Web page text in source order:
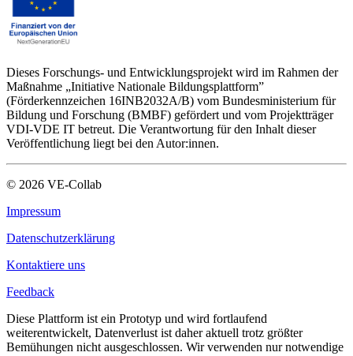
Dieses Forschungs- und Entwicklungsprojekt wird im Rahmen der
Maßnahme „Initiative Nationale Bildungsplattform”
(Förderkennzeichen 16INB2032A/B) vom Bundesministerium für
Bildung und Forschung (BMBF) gefördert und vom Projektträger
VDI-VDE IT betreut. Die Verantwortung für den Inhalt dieser
Veröffentlichung liegt bei den Autor:innen.
© 2026 VE-Collab
Impressum
Datenschutzerklärung
Kontaktiere uns
Feedback
Diese Plattform ist ein Prototyp und wird fortlaufend
weiterentwickelt, Datenverlust ist daher aktuell trotz größter
Bemühungen nicht ausgeschlossen. Wir verwenden nur notwendige